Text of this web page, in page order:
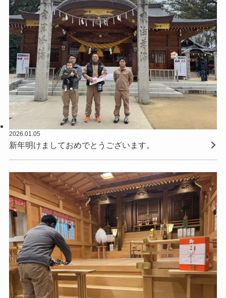
2026.01.05
新年明けましておめでとうございます。